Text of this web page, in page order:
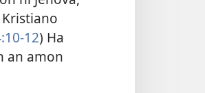
12) Ha
an amon